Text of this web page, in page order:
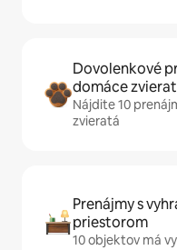
Dovolenkové
domáce
Nájdite 10
zvieratá
Prenájmy s
priestorom
10 objektov má